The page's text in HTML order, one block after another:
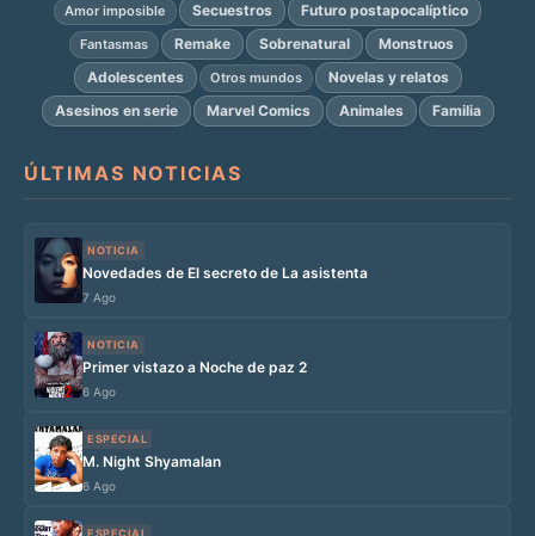
Amor imposible Secuestros Futuro postapocalíptico
Fantasmas Remake Sobrenatural
Monstruos
Adolescentes
Otros mundos
Novelas y relatos
Asesinos en serie
Marvel Comics Animales Familia
ÚLTIMAS NOTICIAS
NOTICIA
Novedades de El secreto de La asistenta
7 Ago
NOTICIA
Primer vistazo a Noche de paz 2
6 Ago
ESPECIAL
M. Night Shyamalan
6 Ago
ESPECIAL